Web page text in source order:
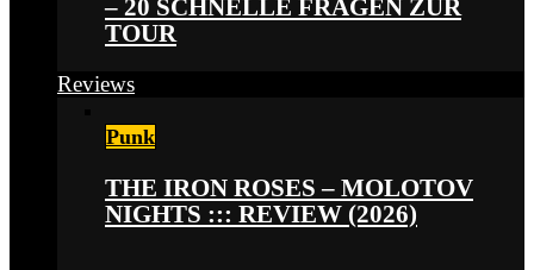
– 20 SCHNELLE FRAGEN ZUR
TOUR
Reviews
Punk
THE IRON ROSES – MOLOTOV
NIGHTS ::: REVIEW (2026)